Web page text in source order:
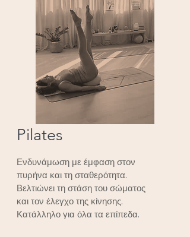
Pilates
Ενδυνάμωση με έμφαση στον
πυρήνα και τη σταθερότητα.
Βελτιώνει τη στάση του σώματος
και τον έλεγχο της κίνησης.
Κατάλληλο για όλα τα επίπεδα.